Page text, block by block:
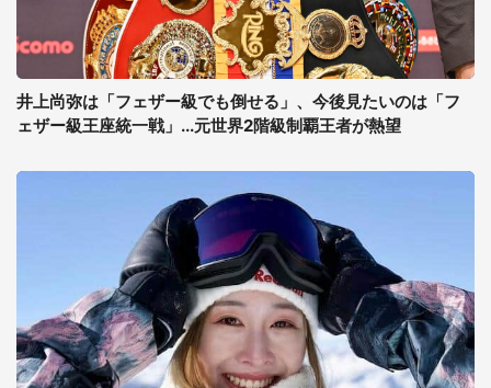
井上尚弥は「フェザー級でも倒せる」、今後見たいのは「フ
ェザー級王座統一戦」...元世界2階級制覇王者が熱望